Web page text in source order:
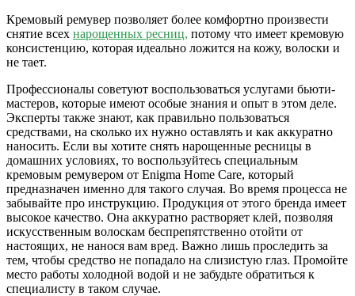
Кремовый ремувер позволяет более комфортно произвести
снятие всех нарощенных ресниц, потому что имеет кремовую
консистенцию, которая идеально ложится на кожу, волоски и
не тает.
Профессионалы советуют воспользоваться услугами бьюти-
мастеров, которые имеют особые знания и опыт в этом деле.
Эксперты также знают, как правильно пользоваться
средствами, на сколько их нужно оставлять и как аккуратно
наносить. Если вы хотите снять нарощенные ресницы в
домашних условиях, то воспользуйтесь специальным
кремовым ремувером от Enigma Home Care, который
предназначен именно для такого случая. Во время процесса не
забывайте про инструкцию. Продукция от этого бренда имеет
высокое качество. Она аккуратно растворяет клей, позволяя
искусственным волоскам беспрепятственно отойти от
настоящих, не нанося вам вред. Важно лишь проследить за
тем, чтобы средство не попадало на слизистую глаз. Промойте
место работы холодной водой и не забудьте обратиться к
специалисту в таком случае.